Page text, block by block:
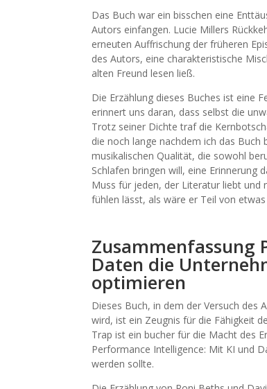
Das Buch war ein bisschen eine
Autors einfangen. Lucie Millers
erneuten Auffrischung der früheren
des Autors, eine charakteristische
alten Freund lesen ließ.
Die Erzählung dieses Buches ist eine
erinnert uns daran, dass selbst die
Trotz seiner Dichte traf die
die noch lange nachdem ich das
musikalischen Qualität, die sowohl
Schlafen bringen will, eine Erinnerung
Muss für jeden, der Literatur liebt und
fühlen lässt, als wäre er Teil von
Zusammenfassung
Daten die
optimieren
Dieses Buch, in dem der Versuch
wird, ist ein Zeugnis für die Fähigkeit
Trap ist ein bucher für die Macht des
Performance Intelligence: Mit KI und
werden sollte.